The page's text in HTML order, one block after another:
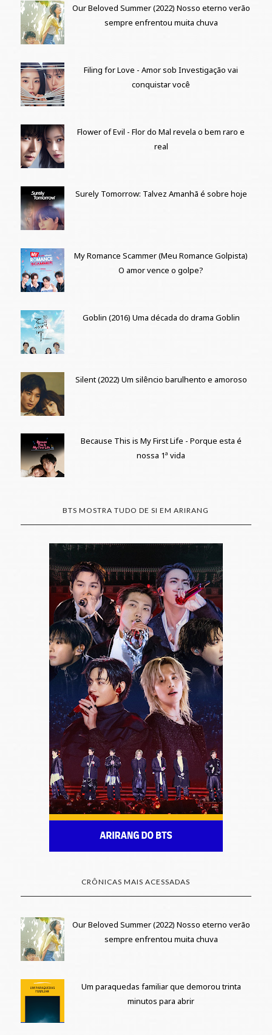
Our Beloved Summer (2022) Nosso eterno verão
sempre enfrentou muita chuva
Filing for Love - Amor sob Investigação vai
conquistar você
Flower of Evil - Flor do Mal revela o bem raro e
real
Surely Tomorrow: Talvez Amanhã é sobre hoje
My Romance Scammer (Meu Romance Golpista)
O amor vence o golpe?
Goblin (2016) Uma década do drama Goblin
Silent (2022) Um silêncio barulhento e amoroso
Because This is My First Life - Porque esta é
nossa 1ª vida
BTS MOSTRA TUDO DE SI EM ARIRANG
CRÔNICAS MAIS ACESSADAS
Our Beloved Summer (2022) Nosso eterno verão
sempre enfrentou muita chuva
Um paraquedas familiar que demorou trinta
minutos para abrir